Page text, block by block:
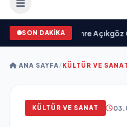
SON DAKİKA
•Ali Emre Açıkgöz
ANA SAYFA/KÜLTÜR VE SANAT
KÜLTÜR VE SANAT